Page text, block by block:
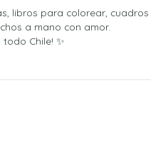
libros para colorear, cuadros
a mano con amor.
Chile! ✨